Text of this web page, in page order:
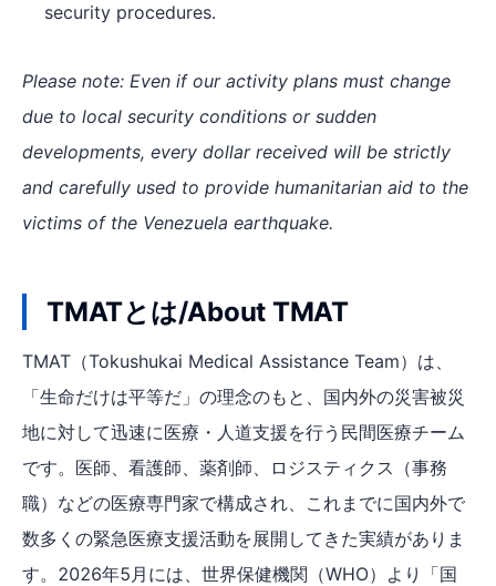
security procedures.
Please note: Even if our activity plans must change
due to local security conditions or sudden
developments, every dollar received will be strictly
and carefully used to provide humanitarian aid to the
victims of the Venezuela earthquake.
TMATとは/About TMAT
TMAT（Tokushukai Medical Assistance Team）は、
「生命だけは平等だ」の理念のもと、国内外の災害被災
地に対して迅速に医療・人道支援を行う民間医療チーム
です。医師、看護師、薬剤師、ロジスティクス（事務
職）などの医療専門家で構成され、これまでに国内外で
数多くの緊急医療支援活動を展開してきた実績がありま
す。2026年5月には、世界保健機関（WHO）より「国